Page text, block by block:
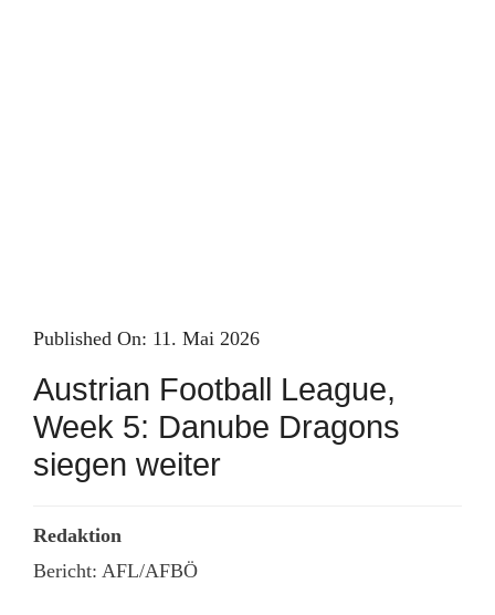
Published On: 11. Mai 2026
Austrian Football League,
Week 5: Danube Dragons
siegen weiter
Redaktion
Bericht: AFL/AFBÖ